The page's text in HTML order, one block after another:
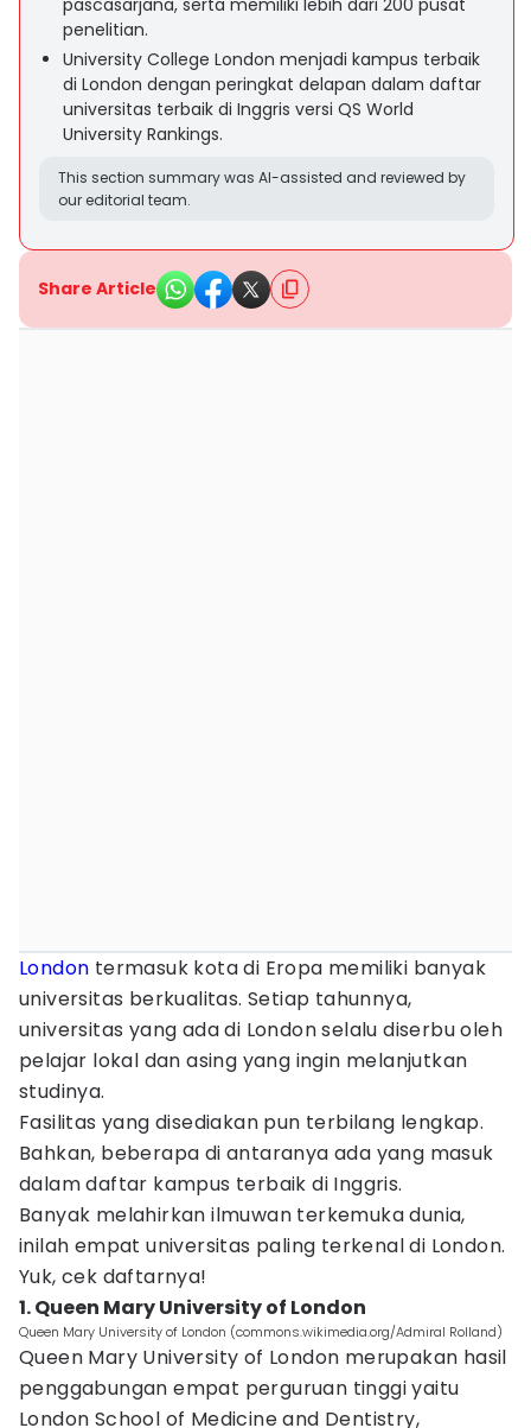
pascasarjana, serta memiliki lebih dari 200 pusat
penelitian.
University College London menjadi kampus terbaik
di London dengan peringkat delapan dalam daftar
universitas terbaik di Inggris versi QS World
University Rankings.
This section summary was AI-assisted and reviewed by
our editorial team.
Share Article
London termasuk kota di Eropa memiliki banyak
universitas berkualitas. Setiap tahunnya,
universitas yang ada di London selalu diserbu oleh
pelajar lokal dan asing yang ingin melanjutkan
studinya.
Fasilitas yang disediakan pun terbilang lengkap.
Bahkan, beberapa di antaranya ada yang masuk
dalam daftar kampus terbaik di Inggris.
Banyak melahirkan ilmuwan terkemuka dunia,
inilah empat universitas paling terkenal di London.
Yuk, cek daftarnya!
1. Queen Mary University of London
Queen Mary University of London (commons.wikimedia.org/Admiral Rolland)
Queen Mary University of London merupakan hasil
penggabungan empat perguruan tinggi yaitu
London School of Medicine and Dentistry,